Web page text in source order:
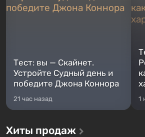
Тест: вы — Скайнет.
Устройте Судный день и
победите Джона Коннора
21 час назад 1
Хиты продаж